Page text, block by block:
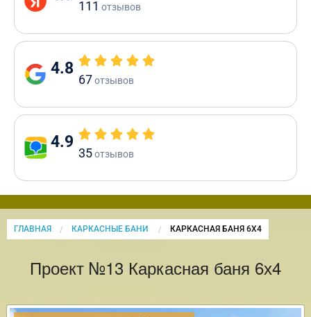
111 отзывов
4.8
67отзывов
4.9
35отзывов
ГЛАВНАЯ КАРКАСНЫЕ БАНИ CURRENT:
КАРКАСНАЯ БАНЯ 6Х4
Проект №13 Каркасная баня 6х4